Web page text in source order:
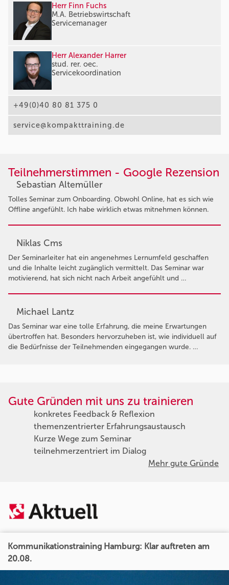
Herr Finn Fuchs
M.A. Betriebswirtschaft
Servicemanager
Herr Alexander Harrer
stud. rer. oec.
Servicekoordination
+49(0)40 80 81 375 0
service@kompakttraining.de
Teilnehmerstimmen - Google Rezension
Sebastian Altemüller
Tolles Seminar zum Onboarding. Obwohl Online, hat es sich wie
Offline angefühlt. Ich habe wirklich etwas mitnehmen können.
Niklas Cms
Der Seminarleiter hat ein angenehmes Lernumfeld geschaffen
und die Inhalte leicht zugänglich vermittelt. Das Seminar war
motivierend, hat sich nicht nach Arbeit angefühlt und …
Michael Lantz
Das Seminar war eine tolle Erfahrung, die meine Erwartungen
übertroffen hat. Besonders hervorzuheben ist, wie individuell auf
die Bedürfnisse der Teilnehmenden eingegangen wurde. …
Gute Gründen mit uns zu trainieren
konkretes Feedback & Reflexion
themenzentrierter Erfahrungsaustausch
Kurze Wege zum Seminar
teilnehmerzentriert im Dialog
Mehr gute Gründe
Kommunikationstraining Hamburg: Klar auftreten am
20.08.